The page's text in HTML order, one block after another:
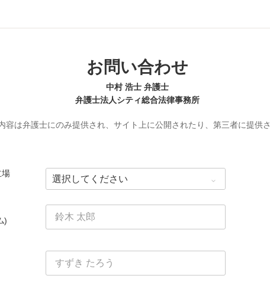
お問い合わせ
中村 浩士 弁護士
弁護士法人シティ総合法律事務所
容は弁護士にのみ提供され、サイト上に公開されたり、第三者に提供
場
)